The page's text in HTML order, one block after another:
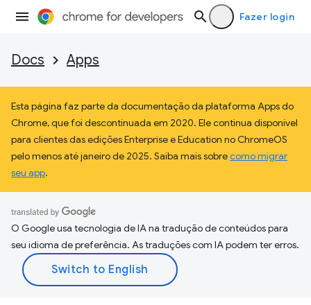
Fazer login
Docs Apps
Esta página faz parte da documentação da plataforma Apps do
Chrome, que foi descontinuada em 2020. Ele continua disponível
para clientes das edições Enterprise e Education no ChromeOS
pelo menos até janeiro de 2025. Saiba mais sobrecomo migrar
seu app.
O Google usa tecnologia de IA na tradução de conteúdos para
seu idioma de preferência. As traduções com IA podem ter erros.